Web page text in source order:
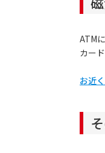
ATM
カー
お近